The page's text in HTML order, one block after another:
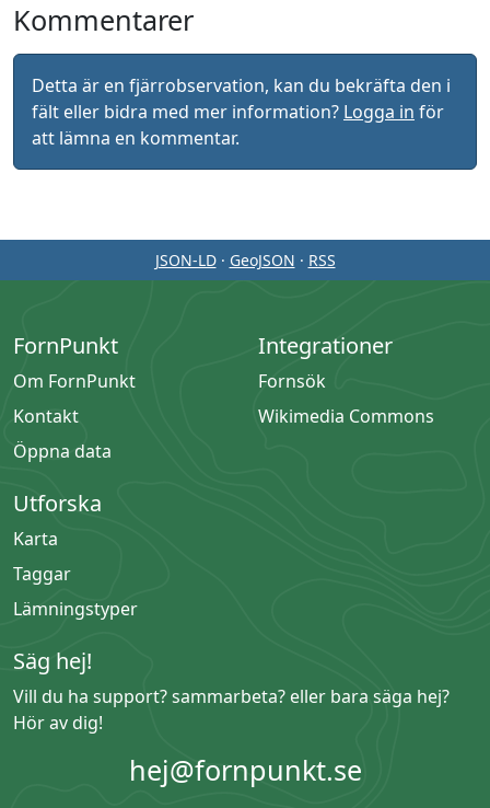
Kommentarer
Detta är en fjärrobservation, kan du bekräfta den i
fält eller bidra med mer information? Logga in för
att lämna en kommentar.
JSON-LD· GeoJSON · RSS
FornPunkt
Om FornPunkt
Kontakt
Öppna data
Integrationer
Fornsök
Wikimedia Commons
Utforska
Karta
Taggar
Lämningstyper
Säg hej!
Vill du ha support? sammarbeta? eller bara säga hej?
Hör av dig!
hej@fornpunkt.se